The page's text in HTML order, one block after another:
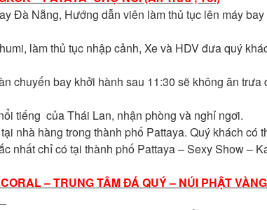
Đà Nẵng, Hướng dẫn viên làm thủ tục lên máy
làm thủ tục nhập cảnh, Xe và HDV đưa quý
chuyến bay khởi hành sau 11:30 sẽ không ăn trưa
tiếng của Thái Lan, nhận phòng và nghỉ ngơi.
nhà hàng trong thành phố Pattaya. Quý khách có
nhất chỉ có tại thành phố Pattaya – Sexy Show –
– TRUNG TÂM ĐÁ QUÝ – NÚI PHẬT